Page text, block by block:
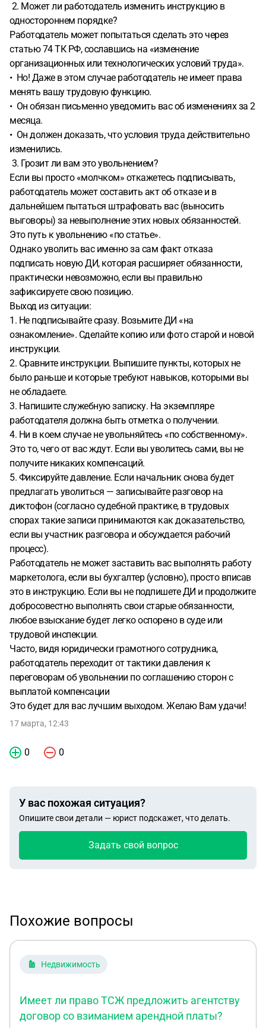
2. Может ли работодатель изменить инструкцию в
одностороннем порядке?
Работодатель может попытаться сделать это через
статью 74 ТК РФ, сославшись на «изменение
организационных или технологических условий труда».
• Но! Даже в этом случае работодатель не имеет права
менять вашу трудовую функцию.
• Он обязан письменно уведомить вас об изменениях за 2
месяца.
• Он должен доказать, что условия труда действительно
изменились.
3. Грозит ли вам это увольнением?
Если вы просто «молчком» откажетесь подписывать,
работодатель может составить акт об отказе и в
дальнейшем пытаться штрафовать вас (выносить
выговоры) за невыполнение этих новых обязанностей.
Это путь к увольнению «по статье».
Однако уволить вас именно за сам факт отказа
подписать новую ДИ, которая расширяет обязанности,
практически невозможно, если вы правильно
зафиксируете свою позицию.
Выход из ситуации:
1. Не подписывайте сразу. Возьмите ДИ «на
ознакомление». Сделайте копию или фото старой и новой
инструкции.
2. Сравните инструкции. Выпишите пункты, которых не
было раньше и которые требуют навыков, которыми вы
не обладаете.
3. Напишите служебную записку. На экземпляре
работодателя должна быть отметка о получении.
4. Ни в коем случае не увольняйтесь «по собственному».
Это то, чего от вас ждут. Если вы уволитесь сами, вы не
получите никаких компенсаций.
5. Фиксируйте давление. Если начальник снова будет
предлагать уволиться — записывайте разговор на
диктофон (согласно судебной практике, в трудовых
спорах такие записи принимаются как доказательство,
если вы участник разговора и обсуждается рабочий
процесс).
Работодатель не может заставить вас выполнять работу
маркетолога, если вы бухгалтер (условно), просто вписав
это в инструкцию. Если вы не подпишете ДИ и продолжите
добросовестно выполнять свои старые обязанности,
любое взыскание будет легко оспорено в суде или
трудовой инспекции.
Часто, видя юридически грамотного сотрудника,
работодатель переходит от тактики давления к
переговорам об увольнении по соглашению сторон с
выплатой компенсации
Это будет для вас лучшим выходом. Желаю Вам удачи!
17 марта, 12:43
0 0
У вас похожая ситуация?
Опишите свои детали — юрист подскажет, что делать.
Задать свой вопрос
Похожие вопросы
Недвижимость
Имеет ли право ТСЖ предложить агентству
договор со взиманием арендной платы?